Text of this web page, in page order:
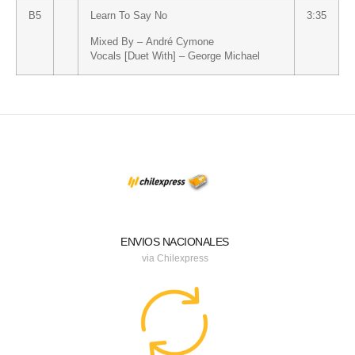
B5 Learn To Say No
Mixed By – André Cymone
Vocals [Duet With] – George Michael
3:35
ENVIOS NACIONALES
via Chilexpress